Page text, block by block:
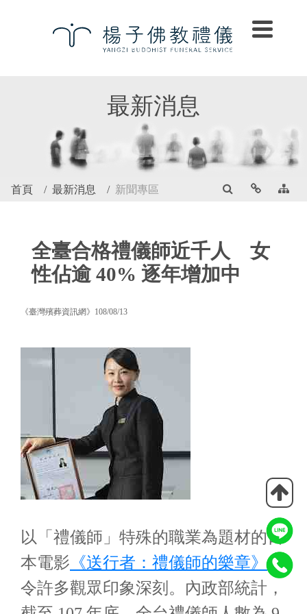
最新消息
首頁 最新消息 新聞專區
全臺合格禮儀師近千人 女
性佔逾 40% 逐年增加中
《臺灣殯葬資訊網》108/08/13
以「禮儀師」特殊的職業為題材的日
本電影 《送行者：禮儀師的樂章》，
令許多觀眾印象深刻。內政部統計，